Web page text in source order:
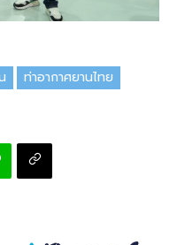
ท่าอากาศยานไทย